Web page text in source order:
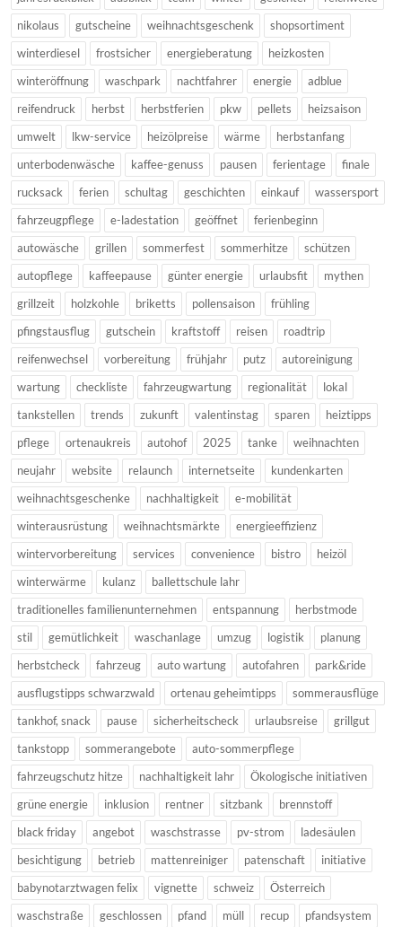
nikolaus
gutscheine weihnachtsgeschenk
shopsortiment
winterdiesel
frostsicher energieberatung
heizkosten
winteröffnung
waschpark nachtfahrer energie
adblue
reifendruck
herbst herbstferien pkw pellets
heizsaison
umwelt
lkw-service heizölpreise wärme
herbstanfang
unterbodenwäsche
kaffee-genuss pausen ferientage
finale
rucksack
ferien schultag geschichten einkauf
wassersport
fahrzeugpflege
e-ladestation geöffnet
ferienbeginn
autowäsche
grillen sommerfest sommerhitze
schützen
autopflege
kaffeepause günter energie urlaubsfit
mythen
grillzeit
holzkohle briketts pollensaison
frühling
pfingstausflug
gutschein kraftstoff reisen
roadtrip
reifenwechsel
vorbereitung frühjahr putz
autoreinigung
wartung
checkliste fahrzeugwartung regionalität
lokal
tankstellen
trends zukunft valentinstag sparen
heiztipps
pflege
ortenaukreis autohof 2025 tanke
weihnachten
neujahr
website relaunch internetseite
kundenkarten
weihnachtsgeschenke
nachhaltigkeit
e-mobilität
winterausrüstung
weihnachtsmärkte
energieeffizienz
wintervorbereitung
services convenience bistro
heizöl
winterwärme
kulanz
ballettschule lahr
traditionelles familienunternehmen
entspannung
herbstmode
stil
gemütlichkeit waschanlage umzug logistik
planung
herbstcheck
fahrzeug auto wartung autofahren
park&ride
ausflugstipps schwarzwald
ortenau geheimtipps
sommerausflüge
tankhof, snack
pause sicherheitscheck urlaubsreise
grillgut
tankstopp
sommerangebote
auto-sommerpflege
fahrzeugschutz hitze
nachhaltigkeit lahr
Ökologische initiativen
grüne energie
inklusion rentner sitzbank
brennstoff
black friday
angebot waschstrasse pv-strom
ladesäulen
besichtigung
betrieb mattenreiniger patenschaft
initiative
babynotarztwagen felix
vignette schweiz
Österreich
waschstraße
geschlossen pfand müll recup
pfandsystem